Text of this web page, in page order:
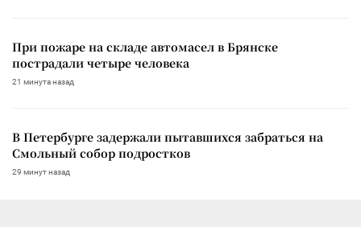
При пожаре на складе автомасел в Брянске
пострадали четыре человека
21 минута назад
В Петербурге задержали пытавшихся забраться на
Смольный собор подростков
29 минут назад